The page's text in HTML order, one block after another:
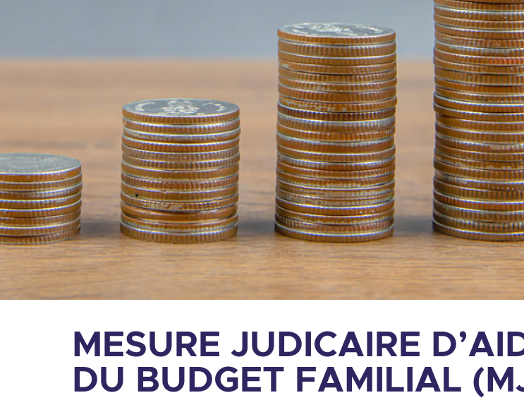
MESURE JUDICAIRE
DU BUDGET FAMILIAL